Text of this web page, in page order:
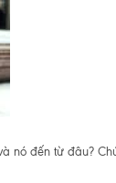
nó đến từ đâu?